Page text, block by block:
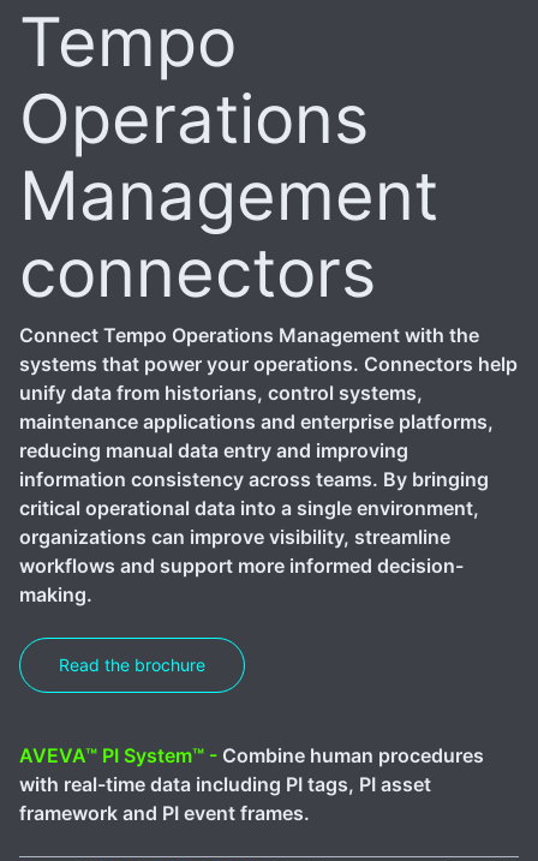
Tempo
Operations
Management
connectors
Connect Tempo Operations Management with the
systems that power your operations. Connectors help
unify data from historians, control systems,
maintenance applications and enterprise platforms,
reducing manual data entry and improving
information consistency across teams. By bringing
critical operational data into a single environment,
organizations can improve visibility, streamline
workflows and support more informed decision-
making.
Read the brochure
AVEVA™ PI System™ - Combine human procedures
with real-time data including PI tags, PI asset
framework and PI event frames.